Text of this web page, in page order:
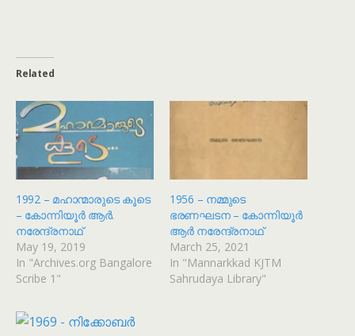
Related
1992 – മഹാന്മാരുടെ കൂടെ
– കോന്നിയൂർ ആർ.
നരേന്ദ്രനാഥ്
May 19, 2019
In "Archives.org Bangalore
Scribe 1"
1956 – നമ്മുടെ
ഭരണഘടന – കോന്നിയൂർ
ആർ നരേന്ദ്രനാഥ്
March 25, 2021
In "Mannarkkad KJTM
Sahrudaya Library"